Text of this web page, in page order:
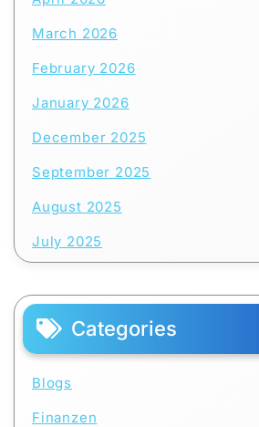
March 2026
February 2026
January 2026
December 2025
September 2025
August 2025
July 2025
Categories
Blogs
Finanzen